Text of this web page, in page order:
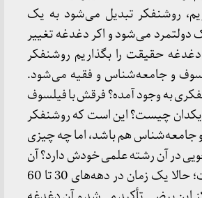
روشنفکر تبدیل می‌شود به یک
دولتمرد می‌شود و اکر دغدغه تغییر
دغدغه حقیقت را بگذاریم روشنفکر
و جامعه‌شناس و فقیه می‌شود.
به وجود آمده؟ فرقش با فیلسوف
چیست؟ این است که روشنفکر
جامعه‌شناس هم باشد، اما چه چیزی
در آن رشته علمی خودش دارد؟ آن
دغدغه تغییر است؛ حالا یک زمان در دهه‌های 30 تا 60